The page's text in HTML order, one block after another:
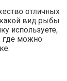
отличных
вид рыбы
используете,
где можно